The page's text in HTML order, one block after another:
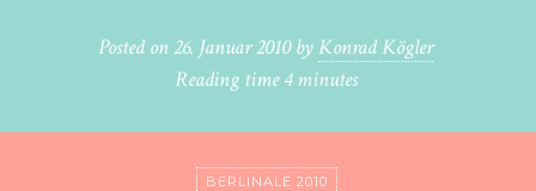
Posted on26. Januar 2010 byKonrad Kögler
Reading time4 minutes
BERLINALE 2010